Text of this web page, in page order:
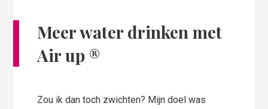
Meer water drinken met
Air up ®
Zou ik dan toch zwichten? Mijn doel was